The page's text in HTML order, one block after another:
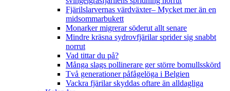
Fjärilslarvernas värdväxter– Mycket mer än en
midsommarbukett
Monarker migrerar söderut allt senare
Mindre kräsna sydrovfjärilar sprider sig snabbt
norrut
Vad tittar du på?
Många slags pollinerare ger större bomullsskörd
Två generationer påfågelöga i Belgien
Vackra fjärilar skyddas oftare än alldagliga